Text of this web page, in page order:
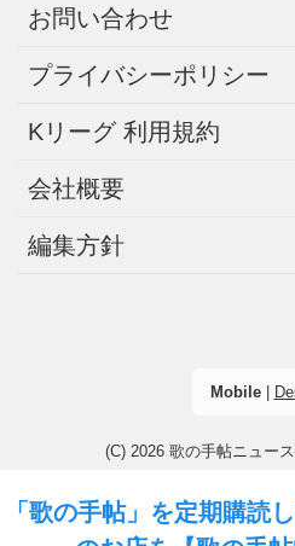
「歌の手帖」を定期購読
お問い合わせ
プライバシーポリシー
Kリーグ 利用規約
会社概要
編集方針
Mobile|
(C) 2026 歌の手帖ニュース